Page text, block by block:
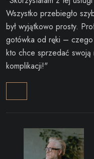
Wszystko przebiegło
był wyjątkowo prosty.
gotówka od ręki –
kto chce sprzedać swoją
komplikacji!"